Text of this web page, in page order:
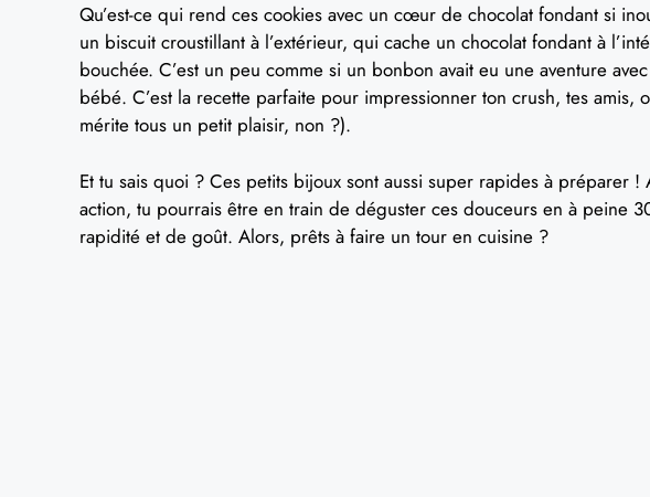
Qu’est-ce qui rend ces cookies avec un cœur de chocolat fondant si
un biscuit croustillant à l’extérieur, qui cache un chocolat fondant à
bouchée. C’est un peu comme si un bonbon avait eu une aventure
bébé. C’est la recette parfaite pour impressionner ton crush, tes amis,
mérite tous un petit plaisir, non ?).
Et tu sais quoi ? Ces petits bijoux sont aussi super rapides à préparer
action, tu pourrais être en train de déguster ces douceurs en à peine
rapidité et de goût. Alors, prêts à faire un tour en cuisine ?